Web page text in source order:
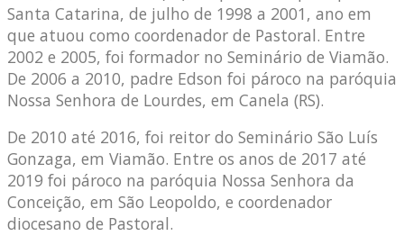
Santa Catarina, de julho de 1998 a 2001, ano em
que atuou como coordenador de Pastoral. Entre
2002 e 2005, foi formador no Seminário de Viamão.
De 2006 a 2010, padre Edson foi pároco na paróquia
Nossa Senhora de Lourdes, em Canela (RS).
De 2010 até 2016, foi reitor do Seminário São Luís
Gonzaga, em Viamão. Entre os anos de 2017 até
2019 foi pároco na paróquia Nossa Senhora da
Conceição, em São Leopoldo, e coordenador
diocesano de Pastoral.